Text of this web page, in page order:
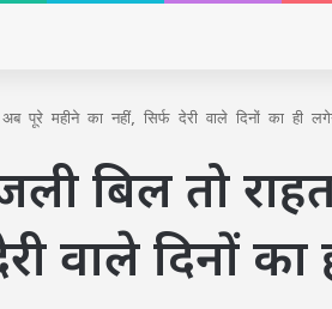
पूरे महीने का नहीं, सिर्फ देरी वाले दिनों का ही
बिल तो
वाले दिनों